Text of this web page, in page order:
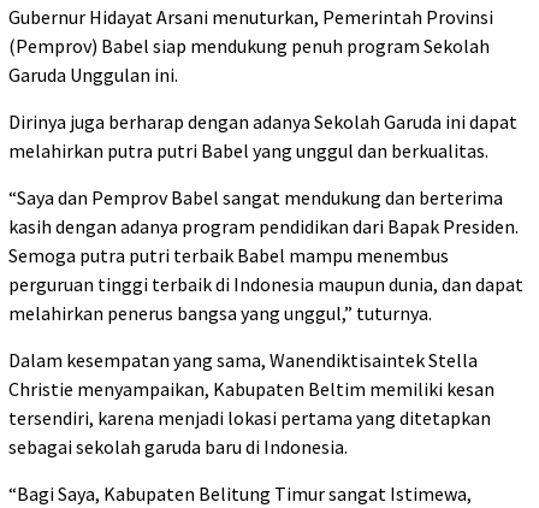
Gubernur Hidayat Arsani menuturkan, Pemerintah Provinsi
(Pemprov) Babel siap mendukung penuh program Sekolah
Garuda Unggulan ini.
Dirinya juga berharap dengan adanya Sekolah Garuda ini dapat
melahirkan putra putri Babel yang unggul dan berkualitas.
“Saya dan Pemprov Babel sangat mendukung dan berterima
kasih dengan adanya program pendidikan dari Bapak Presiden.
Semoga putra putri terbaik Babel mampu menembus
perguruan tinggi terbaik di Indonesia maupun dunia, dan dapat
melahirkan penerus bangsa yang unggul,” tuturnya.
Dalam kesempatan yang sama, Wanendiktisaintek Stella
Christie menyampaikan, Kabupaten Beltim memiliki kesan
tersendiri, karena menjadi lokasi pertama yang ditetapkan
sebagai sekolah garuda baru di Indonesia.
“Bagi Saya, Kabupaten Belitung Timur sangat Istimewa,